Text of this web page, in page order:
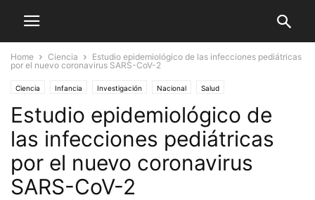
Home Ciencia
Estudio epidemiológico de las infecciones pediátricas
por el nuevo coronavirus SARS-CoV-2
Ciencia Infancia Investigación Nacional Salud
Estudio epidemiológico de
las infecciones pediátricas
por el nuevo coronavirus
SARS-CoV-2